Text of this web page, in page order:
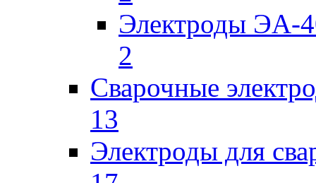
Электроды ЭА-
2
Сварочные
13
Электроды для